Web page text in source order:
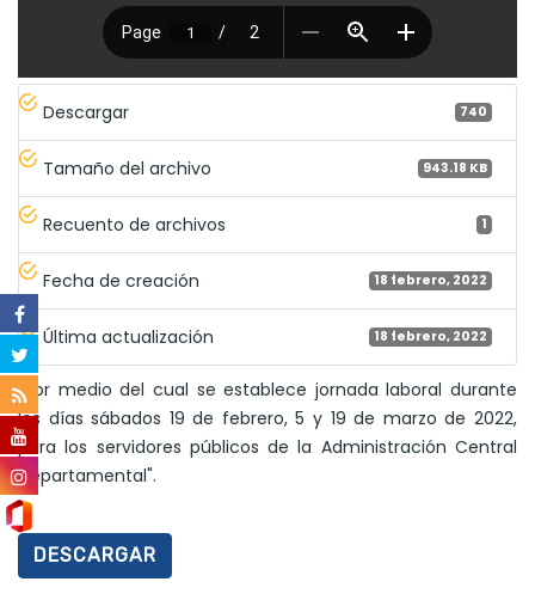
Descargar 740
Tamaño del archivo 943.18 KB
Recuento de archivos 1
Fecha de creación 18 febrero, 2022
Última actualización 18 febrero, 2022
"Por medio del cual se establece jornada laboral durante
los días sábados 19 de febrero, 5 y 19 de marzo de 2022,
para los servidores públicos de la Administración Central
Departamental".
DESCARGAR